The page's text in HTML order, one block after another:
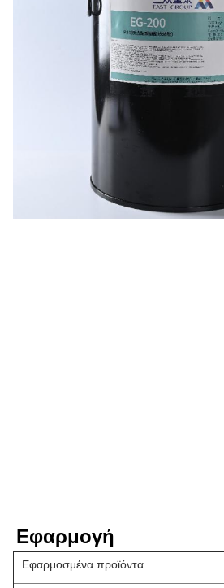
Εφαρμογή
Εφαρμοσμένα προϊόντα